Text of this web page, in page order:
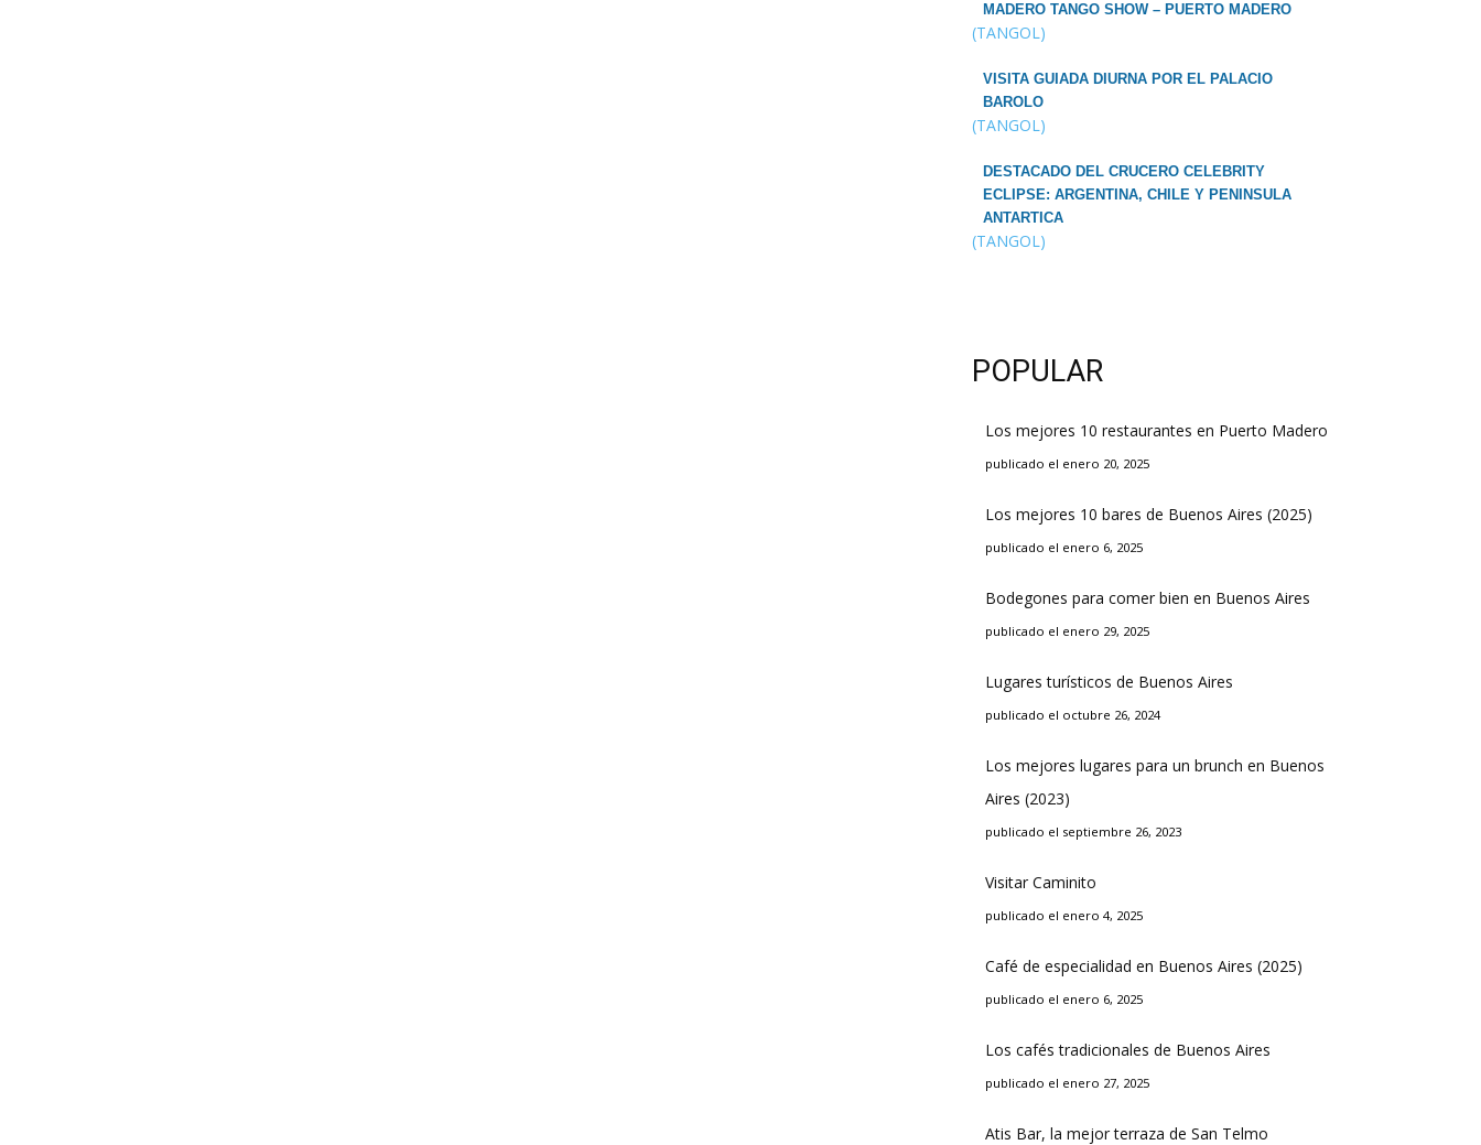
MADERO TANGO SHOW – PUERTO MADERO
(TANGOL)
VISITA GUIADA DIURNA POR EL PALACIO
BAROLO
(TANGOL)
DESTACADO DEL CRUCERO CELEBRITY
ECLIPSE: ARGENTINA, CHILE Y PENINSULA
ANTARTICA
(TANGOL)
POPULAR
Los mejores 10 restaurantes en Puerto Madero
publicado el enero 20, 2025
Los mejores 10 bares de Buenos Aires (2025)
publicado el enero 6, 2025
Bodegones para comer bien en Buenos Aires
publicado el enero 29, 2025
Lugares turísticos de Buenos Aires
publicado el octubre 26, 2024
Los mejores lugares para un brunch en Buenos
Aires (2023)
publicado el septiembre 26, 2023
Visitar Caminito
publicado el enero 4, 2025
Café de especialidad en Buenos Aires (2025)
publicado el enero 6, 2025
Los cafés tradicionales de Buenos Aires
publicado el enero 27, 2025
Atis Bar, la mejor terraza de San Telmo